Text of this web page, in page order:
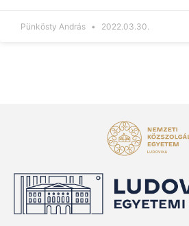
Pünkösty András 2022.03.30.